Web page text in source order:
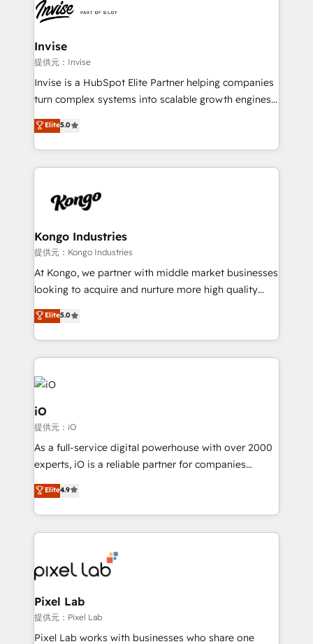
commercial operations. We're good at RevOps,
automating and optimizing your marketing, sales &
service operations with AI, designing and building
your website, and we drive growth through Account-
Based Marketing, SEO, SEA and many other tactics.
No worries, we will advise you in which to deploy
brings us to our mission; to effectively guide as
much Benelux companies as possible to be
Invise
提供元：Invise
Invise is a HubSpot Elite Partner helping companies
turn complex systems into scalable growth engines.
We combine strategy, technology and change
management to drive measurable results. As part of
the fast-growing Siloy Group, we unite more than
250+ HubSpot experts across Europe – ready to
business goals. Talk to us if you’re looking to: -
reliable source of truth - Unlock the full value of your
CRM and marketing data, not just implement a
system - Accelerate impact with a partner who
understands both strategy and technology
Elite5.0
Kongo Industries
提供元：Kongo Industries
At Kongo, we partner with middle market businesses
looking to acquire and nurture more high quality
leads. We use digital media, marketing cloud,
automation and software integration to drive sales
and, deliver clarity on marketing expenditure.
Elite5.0
iO
提供元：iO
As a full-service digital powerhouse with over 2000
experts, iO is a reliable partner for companies
looking to strengthen their position in the fields of
marketing, technology, content, strategy and
creation. iO combines in-depth knowledge on both
the marketing and technology end of HubSpot,
from end-to-end. Teams of marketing specialists,
developers, copywriters and designers work side by
side to meet the specific demands of every client
and project. Dedicated HubSpot teams combine all
skills for HubSpot projects from strategy to
Elite4.9
Pixel Lab
提供元：Pixel Lab
Pixel Lab works with businesses who share one